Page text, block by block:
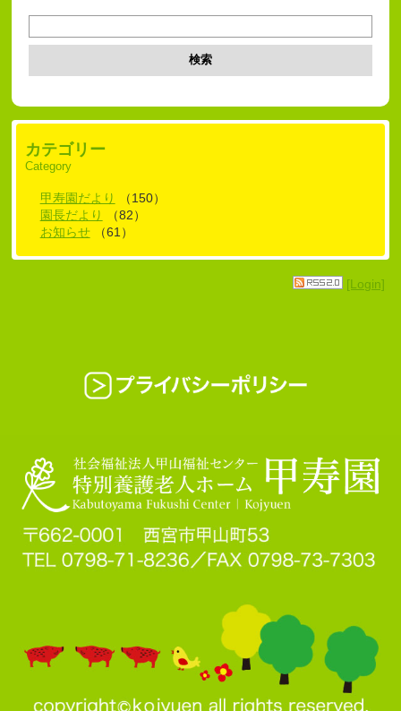
検索
カテゴリー
Category
甲寿園だより
（150）
園長だより
（82）
お知らせ
（61）
[Login]